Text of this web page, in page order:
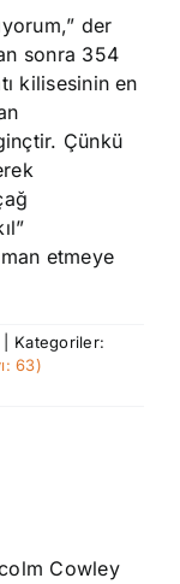
der
sonra 354
kilisesinin en
Çünkü
etmeye
Kategoriler:
63)
Cowley